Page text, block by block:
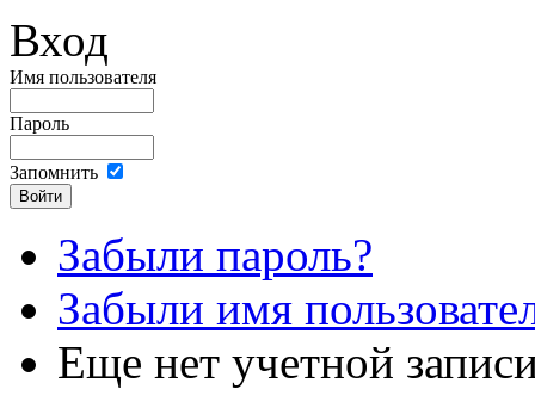
Вход
Имя пользователя
Пароль
Запомнить
Забыли пароль?
Забыли имя
Еще нет учетной